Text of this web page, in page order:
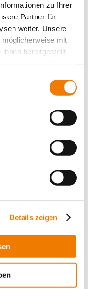
zu Ihrer
Partner für
weiter. Unsere
mit
bereitgestellt
Details zeigen